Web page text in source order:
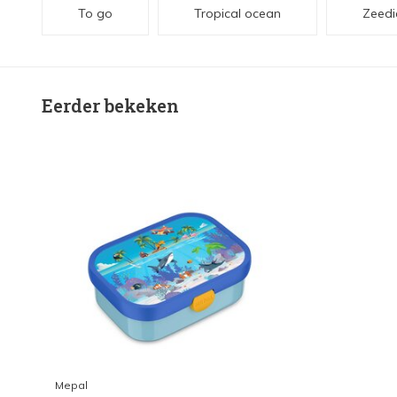
To go Tropical ocean
Eerder bekeken
Mepal